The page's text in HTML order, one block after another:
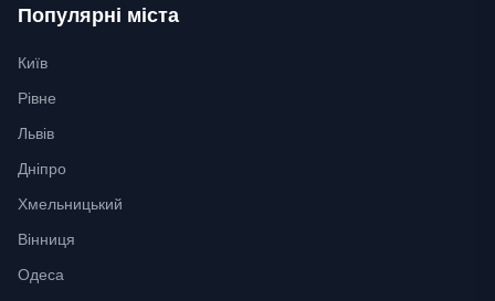
Популярні міста
Київ
Рівне
Львів
Дніпро
Хмельницький
Вінниця
Одеса